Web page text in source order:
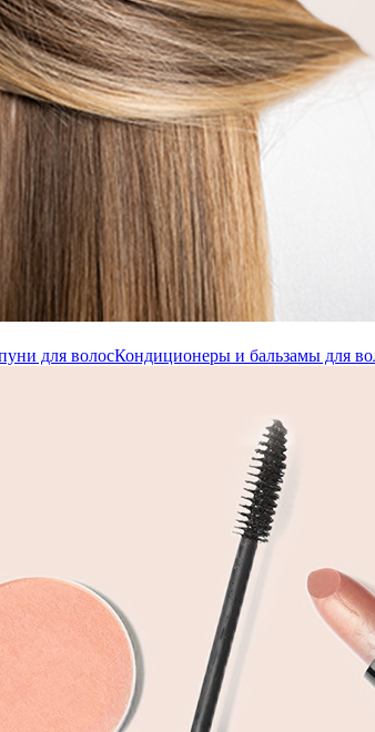
для волосКондиционеры и бальзамы для